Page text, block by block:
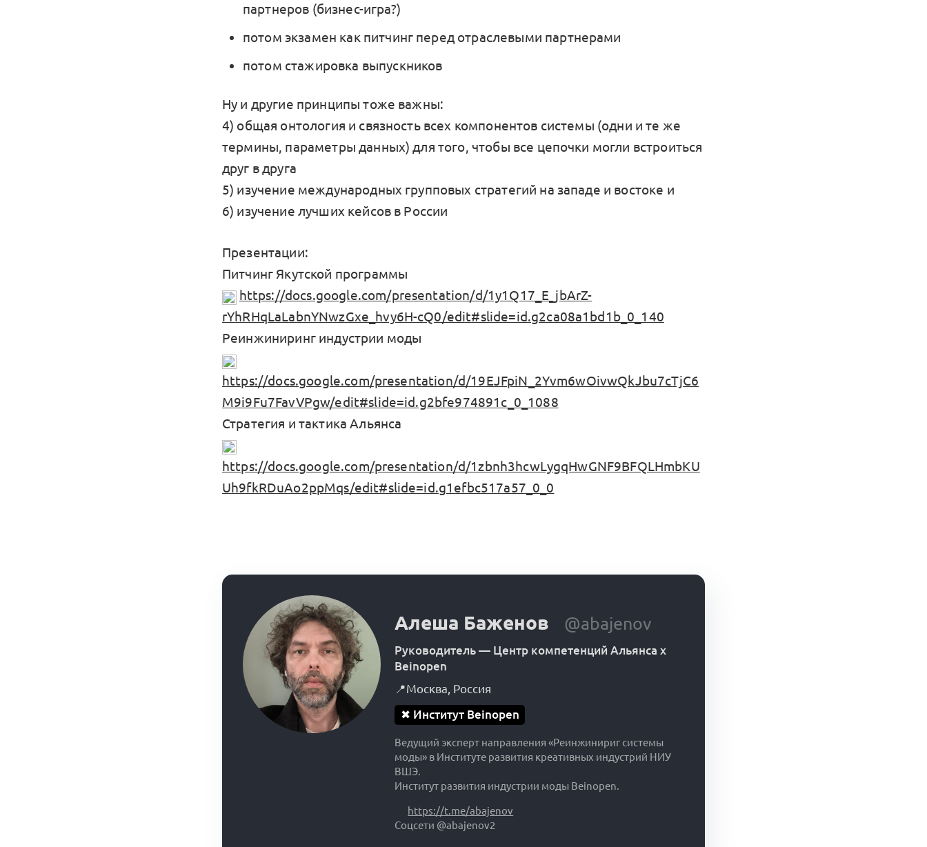
партнеров (бизнес-игра?)
потом экзамен как питчинг перед отраслевыми партнерами
потом стажировка выпускников
Ну и другие принципы тоже важны:
4) общая онтология и связность всех компонентов системы (одни и те же
термины, параметры данных) для того, чтобы все цепочки могли встроиться
друг в друга
5) изучение международных групповых стратегий на западе и востоке и
6) изучение лучших кейсов в России
Презентации:
Питчинг Якутской программы
https://docs.google.com/presentation/d/1y1Q17_E_jbArZ-
rYhRHqLaLabnYNwzGxe_hvy6H-cQ0/edit#slide=id.g2ca08a1bd1b_0_140
Реинжиниринг индустрии моды
https://docs.google.com/presentation/d/19EJFpiN_2Yvm6wOivwQkJbu7cTjC6
M9i9Fu7FavVPgw/edit#slide=id.g2bfe974891c_0_1088
Стратегия и тактика Альянса
https://docs.google.com/presentation/d/1zbnh3hcwLygqHwGNF9BFQLHmbKU
Uh9fkRDuAo2ppMqs/edit#slide=id.g1efbc517a57_0_0
Алеша Баженов @abajenov
Руководитель — Центр компетенций Альянса x
Beinopen
📍Москва, Россия
✖ Институт Beinopen
Ведущий эксперт направления «Реинжинириг системы
моды» в Институте развития креативных индустрий НИУ
ВШЭ.
Институт развития индустрии моды Beinopen.
https://t.me/abajenov
Соцсети @abajenov2